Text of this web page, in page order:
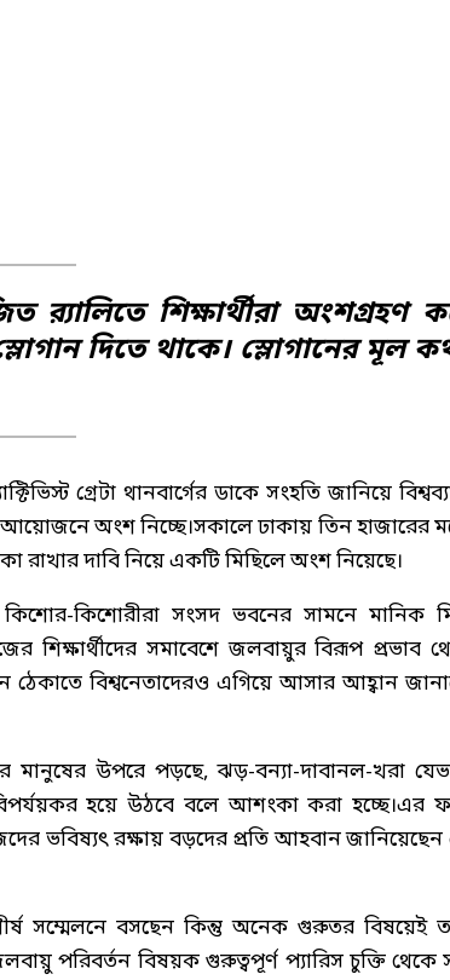
শিক্ষার্থীরা অংশগ্রহণ
স্লোগান দিতে থাকে। স্লোগানের মূল
গ্রেটা থানবার্গের ডাকে সংহতি জানিয়ে
আয়োজনে অংশ নিচ্ছে।সকালে ঢাকায় তিন হাজারের
রাখার দাবি নিয়ে একটি মিছিলে অংশ নিয়েছে।
কিশোরীরা সংসদ ভবনের সামনে মানিক
সমাবেশে জলবায়ুর বিরূপ প্রভাব
ঠেকাতে বিশ্বনেতাদেরও এগিয়ে আসার আহ্বান
মানুষের উপরে পড়ছে, ঝড়-বন্যা-দাবানল-খরা
হয়ে উঠবে বলে আশংকা করা হচ্ছে।এর
ভবিষ্যৎ রক্ষায় বড়দের প্রতি আহবান
সম্মেলনে বসছেন কিন্তু অনেক গুরুতর বিষয়েই
পরিবর্তন বিষয়ক গুরুত্বপূর্ণ প্যারিস চুক্তি থেকে